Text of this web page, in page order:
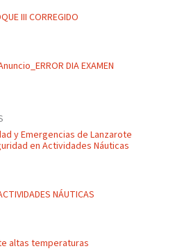
III CORREGIDO
DIA EXAMEN
y Emergencias de Lanzarote
en Actividades Náuticas
NÁUTICAS
altas temperaturas